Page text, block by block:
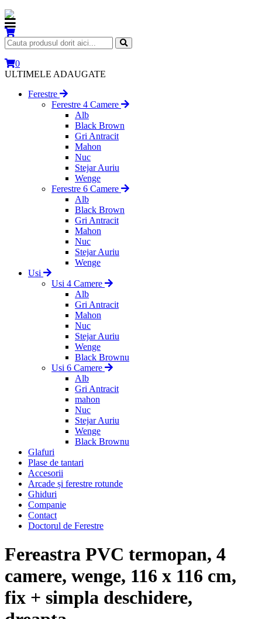
0
ULTIMELE ADAUGATE
Ferestre
Ferestre 4 Camere
Alb
Black Brown
Gri Antracit
Mahon
Nuc
Stejar Auriu
Wenge
Ferestre 6 Camere
Alb
Black Brown
Gri Antracit
Mahon
Nuc
Stejar Auriu
Wenge
Usi
Usi 4 Camere
Alb
Gri Antracit
Mahon
Nuc
Stejar Auriu
Wenge
Black Brownu
Usi 6 Camere
Alb
Gri Antracit
mahon
Nuc
Stejar Auriu
Wenge
Black Brownu
Glafuri
Plase de tantari
Accesorii
Arcade și ferestre rotunde
Ghiduri
Companie
Contact
Doctorul de Ferestre
Fereastra PVC termopan, 4
camere, wenge, 116 x 116 cm,
fix + simpla deschidere,